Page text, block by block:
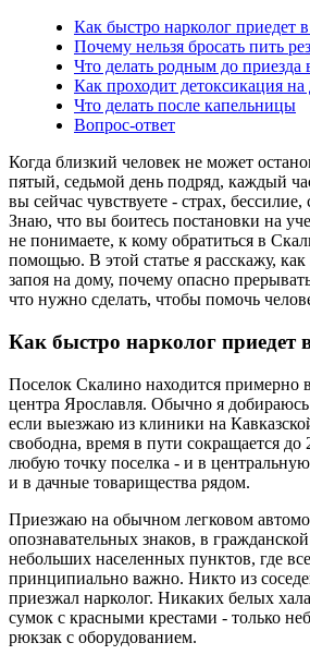
Как быстро нарколог приедет
Почему нельзя бросать пить
Что делать родным до приезда
Как проходит детоксикация
Что делать после капельницы
Вопрос-ответ
Когда близкий человек не может
пятый, седьмой день подряд, каждый
вы сейчас чувствуете - страх,
Знаю, что вы боитесь постановки на
не понимаете, к кому обратиться в
помощью. В этой статье я расскажу,
запоя на дому, почему опасно
что нужно сделать, чтобы помочь
Как быстро нарколог приедет
Поселок Скалино находится примерно
центра Ярославля. Обычно я добираюсь
если выезжаю из клиники на
свободна, время в пути сокращается
любую точку поселка - и в
и в дачные товарищества рядом.
Приезжаю на обычном легковом
опознавательных знаков, в
небольших населенных пунктов, где
принципиально важно. Никто из
приезжал нарколог. Никаких белых
сумок с красными крестами - только
рюкзак с оборудованием.